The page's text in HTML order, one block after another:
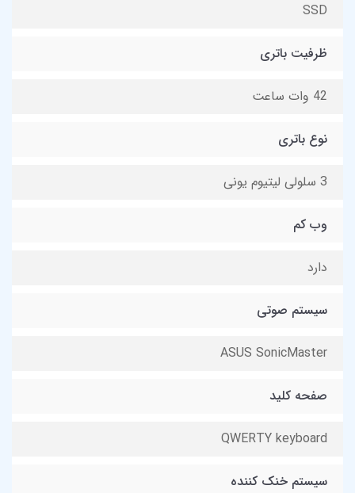
SSD
ظرفیت باتری
42 وات ساعت
نوع باتری
3 سلولی لیتیوم یونی
وب کم
دارد
سیستم صوتی
ASUS SonicMaster
صفحه کلید
QWERTY keyboard
سیستم خنک کننده